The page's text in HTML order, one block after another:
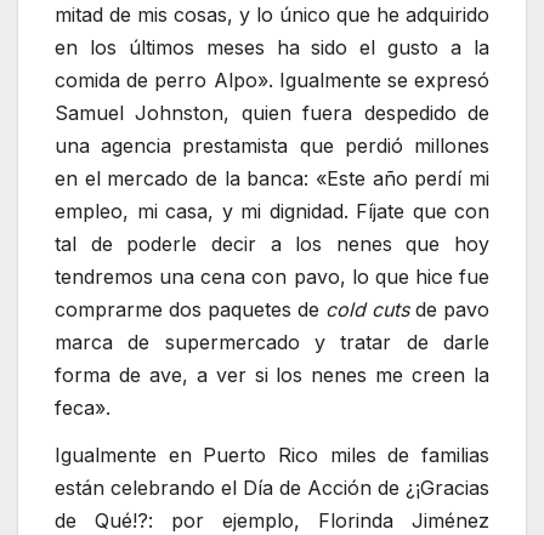
mitad de mis cosas, y lo único que he adquirido
en los últimos meses ha sido el gusto a la
comida de perro Alpo». Igualmente se expresó
Samuel Johnston, quien fuera despedido de
una agencia prestamista que perdió millones
en el mercado de la banca: «Este año perdí mi
empleo, mi casa, y mi dignidad. Fíjate que con
tal de poderle decir a los nenes que hoy
tendremos una cena con pavo, lo que hice fue
comprarme dos paquetes de cold cutsde pavo
marca de supermercado y tratar de darle
forma de ave, a ver si los nenes me creen la
feca».
Igualmente en Puerto Rico miles de familias
están celebrando el Día de Acción de ¿¡Gracias
de Qué!?: por ejemplo, Florinda Jiménez